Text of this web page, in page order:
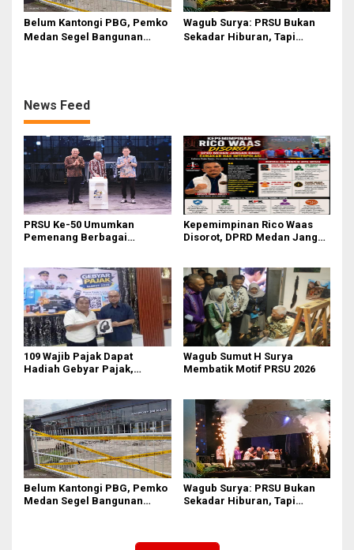
Belum Kantongi PBG, Pemko
Medan Segel Bangunan
Wagub Surya: PRSU Bukan
Sekadar Hiburan, Tapi
News Feed
PRSU Ke-50 Umumkan
Pemenang Berbagai
Kepemimpinan Rico Waas
Disorot, DPRD Medan Jangan
109 Wajib Pajak Dapat
Hadiah Gebyar Pajak,
Waktu
‎Wagub Sumut H Surya
Membatik Motif PRSU 2026
Belum Kantongi PBG, Pemko
Medan Segel Bangunan
Wagub Surya: PRSU Bukan
Sekadar Hiburan, Tapi